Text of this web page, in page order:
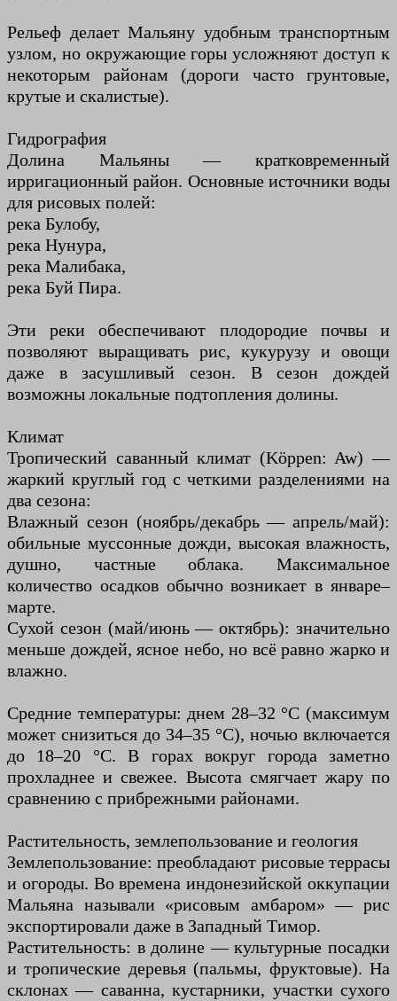
Рельеф делает Мальяну удобным транспортным
узлом, но окружающие горы усложняют доступ к
некоторым районам (дороги часто грунтовые,
крутые и скалистые).
Гидрография
Долина Мальяны — кратковременный
ирригационный район. Основные источники воды
для рисовых полей:
река Булобу,
река Нунура,
река Малибака,
река Буй Пира.
Эти реки обеспечивают плодородие почвы и
позволяют выращивать рис, кукурузу и овощи
даже в засушливый сезон. В сезон дождей
возможны локальные подтопления долины.
Климат
Тропический саванный климат (Köppen: Aw) —
жаркий круглый год с четкими разделениями на
два сезона:
Влажный сезон (ноябрь/декабрь — апрель/май):
обильные муссонные дожди, высокая влажность,
душно, частные облака. Максимальное
количество осадков обычно возникает в январе–
марте.
Сухой сезон (май/июнь — октябрь): значительно
меньше дождей, ясное небо, но всё равно жарко и
влажно.
Средние температуры: днем ​​28–32 °C (максимум
может снизиться до 34–35 °C), ночью включается
до 18–20 °C. В горах вокруг города заметно
прохладнее и свежее. Высота смягчает жару по
сравнению с прибрежными районами.
Растительность, землепользование и геология
Землепользование: преобладают рисовые террасы
и огороды. Во времена индонезийской оккупации
Мальяна называли «рисовым амбаром» — рис
экспортировали даже в Западный Тимор.
Растительность: в долине — культурные посадки
и тропические деревья (пальмы, фруктовые). На
склонах — саванна, кустарники, участки сухого